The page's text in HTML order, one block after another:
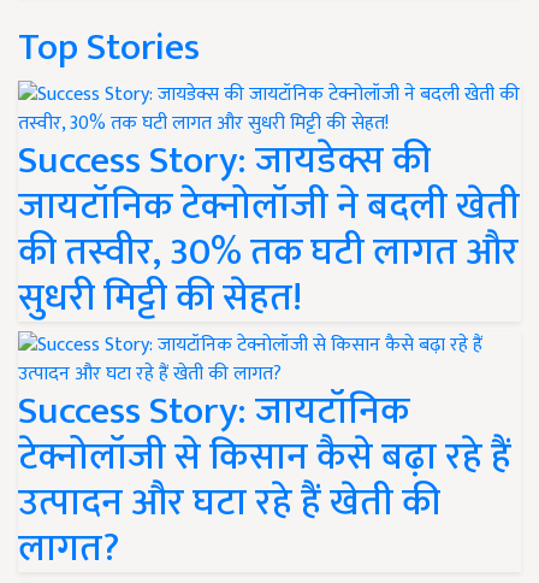
Top Stories
Success Story: जायडेक्स की
जायटॉनिक टेक्नोलॉजी ने बदली खेती
की तस्वीर, 30% तक घटी लागत और
सुधरी मिट्टी की सेहत!
Success Story: जायटॉनिक
टेक्नोलॉजी से किसान कैसे बढ़ा रहे हैं
उत्पादन और घटा रहे हैं खेती की
लागत?